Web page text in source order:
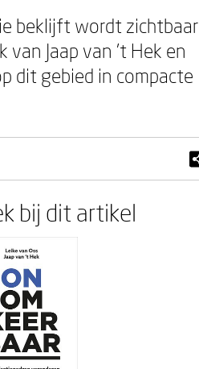
beklijft wordt zichtbaar
Jaap van ’t Hek en
dit gebied in compacte
bij dit artikel